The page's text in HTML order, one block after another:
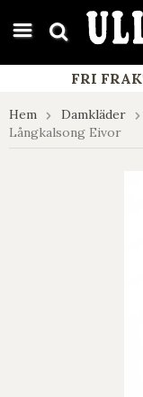
google-site-
FRI
Hem Damkläder
Långkalsong Eivor